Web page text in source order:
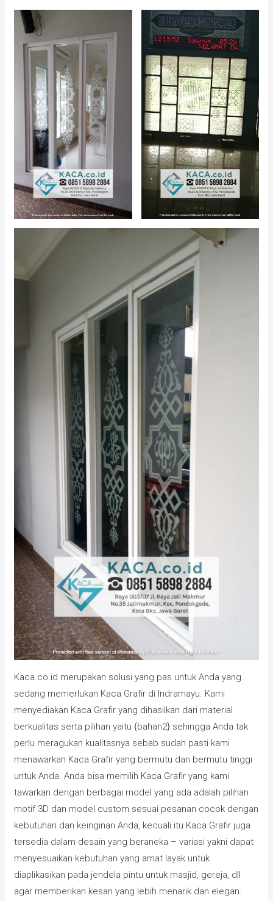
Kaca.co.id merupakan solusi yang pas untuk Anda yang
sedang memerlukan Kaca Grafir di Indramayu. Kami
menyediakan Kaca Grafir yang dihasilkan dari material
berkualitas serta pilihan yaitu {bahan2} sehingga Anda tak
perlu meragukan kualitasnya sebab sudah pasti kami
menawarkan Kaca Grafir yang bermutu dan bermutu tinggi
untuk Anda. Anda bisa memilih Kaca Grafir yang kami
tawarkan dengan berbagai model yang ada adalah pilihan
motif 3D dan model custom sesuai pesanan cocok dengan
kebutuhan dan keinginan Anda, kecuali itu Kaca Grafir juga
tersedia dalam desain yang beraneka – variasi yakni dapat
menyesuaikan kebutuhan yang amat layak untuk
diaplikasikan pada jendela pintu untuk masjid, gereja, dll
agar memberikan kesan yang lebih menarik dan elegan.